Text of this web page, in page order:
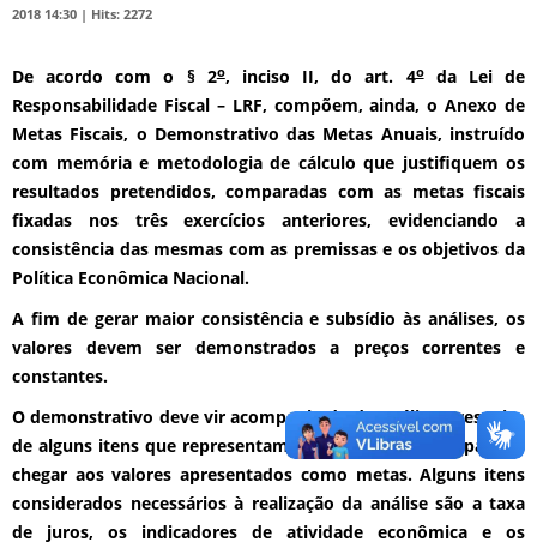
2018 14:30 | Hits: 2272
De acordo com o § 2o, inciso II, do art. 4oda Lei de
Responsabilidade Fiscal – LRF, compõem, ainda, o Anexo de
Metas Fiscais, o Demonstrativo das Metas Anuais, instruído
com memória e metodologia de cálculo que justifiquem os
resultados pretendidos, comparadas com as metas fiscais
fixadas nos três exercícios anteriores, evidenciando a
consistência das mesmas com as premissas e os objetivos da
Política Econômica Nacional.
A fim de gerar maior consistência e subsídio às análises, os
valores devem ser demonstrados a preços correntes e
constantes.
O demonstrativo deve vir acompanhado de análise a respeito
de alguns itens que representam parâmetros básicos para se
chegar aos valores apresentados como metas. Alguns itens
considerados necessários à realização da análise são a taxa
de juros, os indicadores de atividade econômica e os